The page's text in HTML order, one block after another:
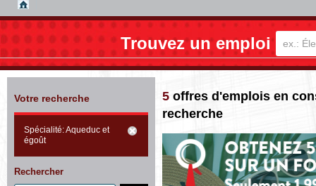
Trouvez un emploi
Votre recherche
Spécialité: Aqueduc et
égoût
Rechercher
5 offres d'emplois en
recherche